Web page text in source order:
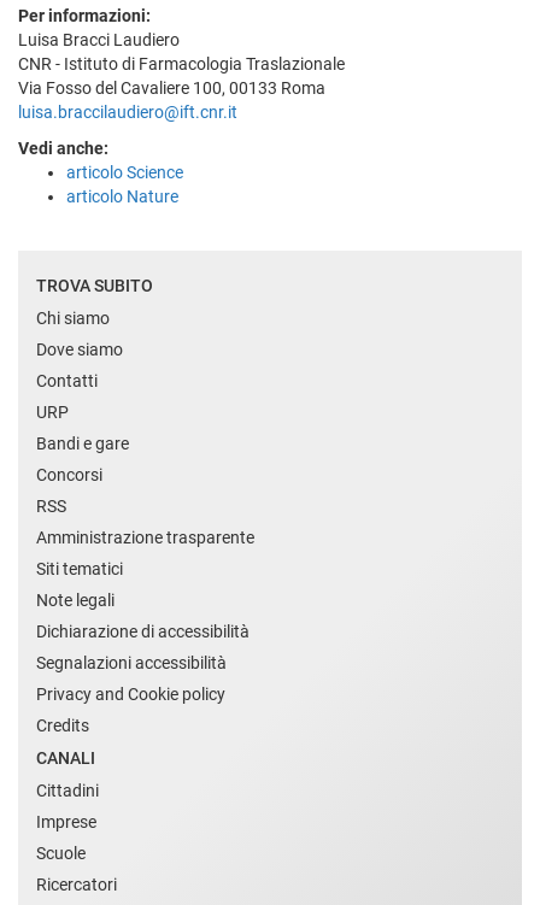
Per informazioni:
Luisa Bracci Laudiero
CNR - Istituto di Farmacologia Traslazionale
Via Fosso del Cavaliere 100, 00133 Roma
luisa.braccilaudiero@ift.cnr.it
Vedi anche:
articolo Science
articolo Nature
TROVA SUBITO
Chi siamo
Dove siamo
Contatti
URP
Bandi e gare
Concorsi
RSS
Amministrazione trasparente
Siti tematici
Note legali
Dichiarazione di accessibilità
Segnalazioni accessibilità
Privacy and Cookie policy
Credits
CANALI
Cittadini
Imprese
Scuole
Ricercatori